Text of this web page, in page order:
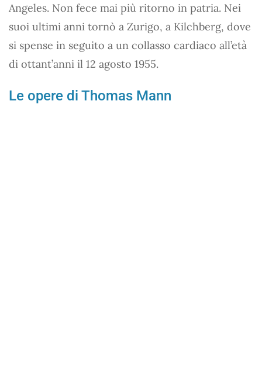
Angeles. Non fece mai più ritorno in patria. Nei
suoi ultimi anni tornò a Zurigo, a Kilchberg, dove
si spense in seguito a un collasso cardiaco all’età
di ottant’anni il 12 agosto 1955.
Le opere di Thomas Mann